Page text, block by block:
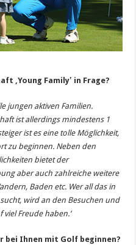
‚Young Family‛ in Frage?
jungen aktiven Familien.
ist allerdings mindestens 1
ist es eine tolle Möglichkeit,
zu beginnen. Neben den
bietet der
aber auch zahlreiche weitere
Baden etc. Wer all das in
wird an den Besuchen und
Freude haben.‘
bei Ihnen mit Golf beginnen?